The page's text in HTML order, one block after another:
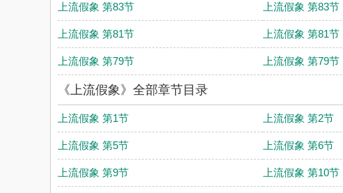
上流假象 第83节 上流假象 第83节
上流假象 第81节 上流假象 第81节
上流假象 第79节 上流假象 第79节
《上流假象》全部章节目录
上流假象 第1节 上流假象 第2节
上流假象 第5节 上流假象 第6节
上流假象 第9节 上流假象 第10节